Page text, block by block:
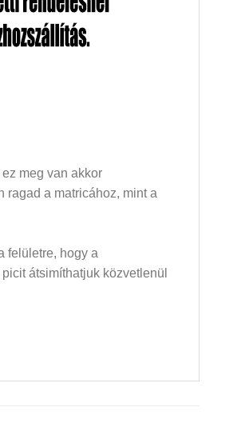
meg van akkor
ragad a matricához, mint a
felületre, hogy a
átsimíthatjuk közvetlenül